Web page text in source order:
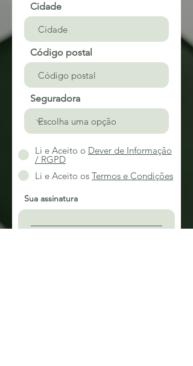
Cidade
Código postal
Seguradora
Li e Aceito o Dever de Informação
/ RGPD
Li e Aceito os Termos e Condições
Sua assinatura